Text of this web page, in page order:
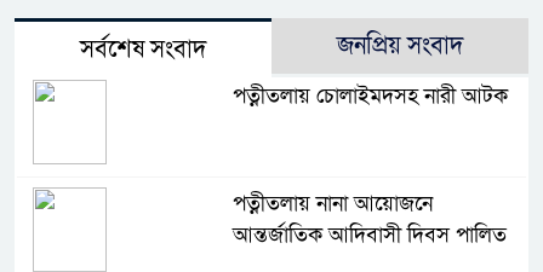
সর্বশেষ সংবাদ জনপ্রিয় সংবাদ
পত্নীতলায় চোলাইমদসহ নারী আটক
পত্নীতলায় নানা আয়োজনে
আন্তর্জাতিক আদিবাসী দিবস পালিত